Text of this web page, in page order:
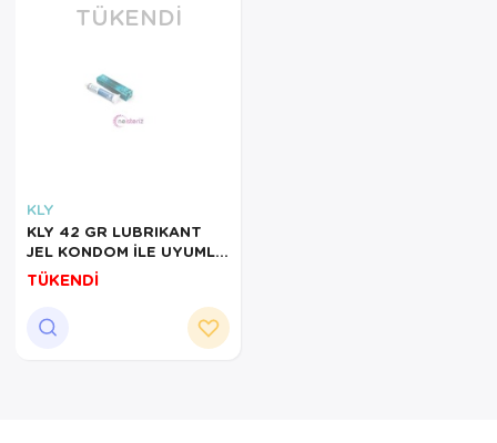
Kişisel Bakım ve Sağlık
Ortopedi Ürünleri
Ortopedi Ürünleri
Ortopedi Ürünleri
TÜKENDI
KLY
KLY 42 GR LUBRIKANT
JEL KONDOM İLE UYUMLU
NON-STERİL
TÜKENDİ